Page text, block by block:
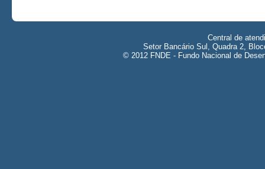
Central de
Setor Bancário Sul, Quadra 2,
© 2012 FNDE - Fundo Nacional de